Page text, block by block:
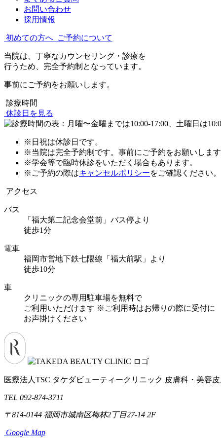
お問い合わせ
採用情報
初めての方へ ご予約について
当院は、丁寧なカウンセリング・診療を
行うため、完全予約制となっています。
事前にご予約をお願いします。
診療時間
休診日を見る
※日祝は休診日です。
※当院は完全予約制です。事前にご予約をお願いしま
※学会等で臨時休診をいただく場合もあります。
※ご予約の際はキャンセルポリシーをご確認ください。
アクセス
バス
「福大第二記念会堂前」バス停より
徒歩1分
電車
福岡市営地下鉄七隈線「福大前駅」より
徒歩10分
車
クリニックの専用駐車場を無料で
ご利用いただけます ※ご利用時はお帰りの際に受付に
お声掛けください
医療法人TSC タケダビューティークリニック 皮膚科・美容
TEL 092-874-3711
〒814-0144 福岡市城南区梅林2丁目27-14 2F
Google Map